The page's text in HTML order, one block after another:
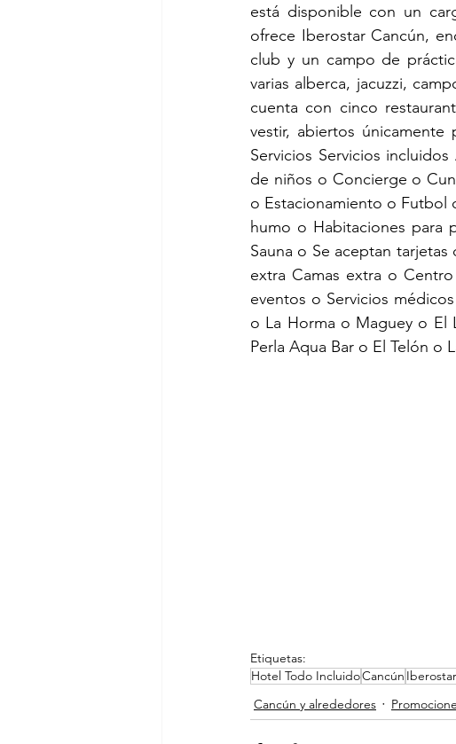
está disponible con un
ofrece Iberostar Cancún,
club y un campo de
varias alberca, jacuzzi,
cuenta con cinco
vestir, abiertos únicamente
Servicios Servicios
de niños o Concierge o
o Estacionamiento o Futbol
humo o Habitaciones para
Sauna o Se aceptan
extra Camas extra o
eventos o Servicios
o La Horma o Maguey o El
Perla Aqua Bar o El Telón o
Etiquetas:
Hotel Todo IncluidoCancún
Cancún y alrededores